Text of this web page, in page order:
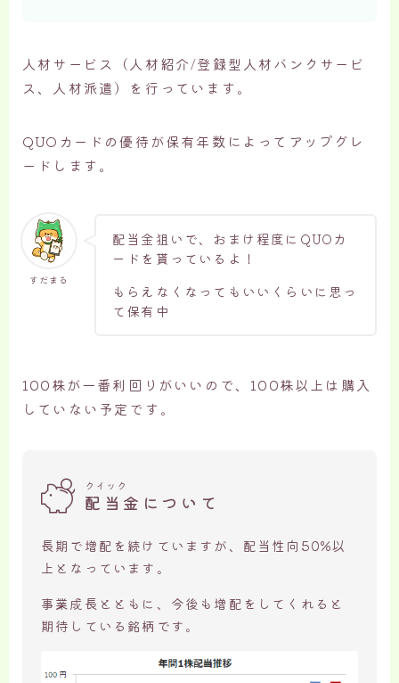
人材サービス（人材紹介/登録型人材バンクサービ
ス、人材派遣）を行っています。
QUOカードの優待が保有年数によってアップグレ
ードします。
すだまる
配当金狙いで、おまけ程度にQUOカ
ードを貰っているよ！
もらえなくなってもいいくらいに思っ
て保有中
100株が一番利回りがいいので、100株以上は購入
していない予定です。
クイック
配当金について
長期で増配を続けていますが、配当性向50%以
上となっています。
事業成長とともに、今後も増配をしてくれると
期待している銘柄です。
簡単に銘柄検索から分析が可能
無料口座開設はこちら